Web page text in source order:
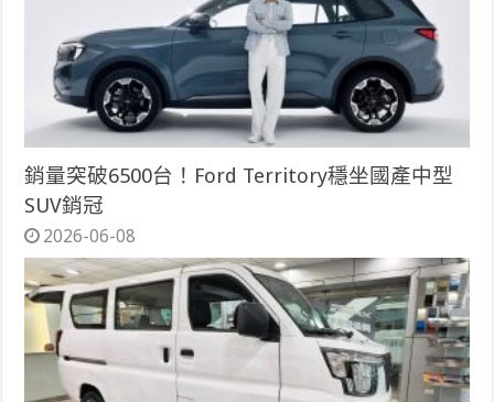
銷量突破6500台！Ford Territory穩坐國產中型
SUV銷冠
2026-06-08